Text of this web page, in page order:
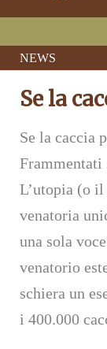
NEWS
Se la
Se la caccia
Frammentati
L’utopia (o
venatoria
una sola
venatorio
schiera un
i 400.000